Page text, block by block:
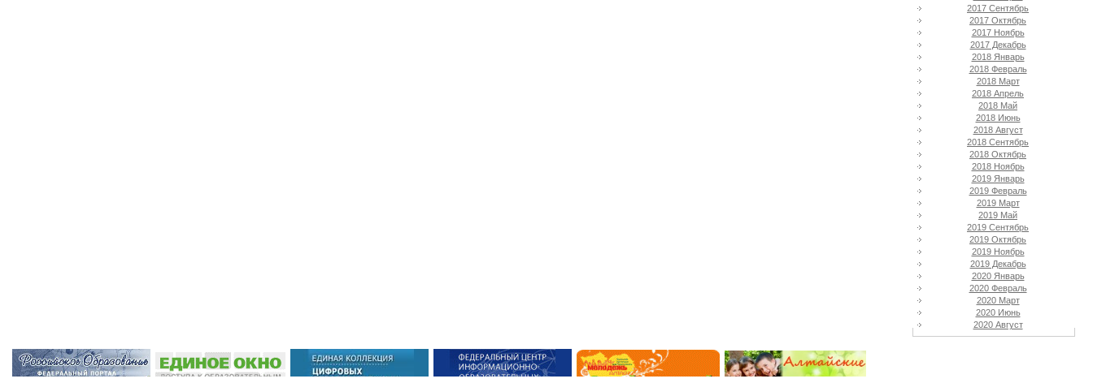
2017 Сентябрь
2017 Октябрь
2017 Ноябрь
2017 Декабрь
2018 Январь
2018 Февраль
2018 Март
2018 Апрель
2018 Май
2018 Июнь
2018 Август
2018 Сентябрь
2018 Октябрь
2018 Ноябрь
2019 Январь
2019 Февраль
2019 Март
2019 Май
2019 Сентябрь
2019 Октябрь
2019 Ноябрь
2019 Декабрь
2020 Январь
2020 Февраль
2020 Март
2020 Июнь
2020 Август